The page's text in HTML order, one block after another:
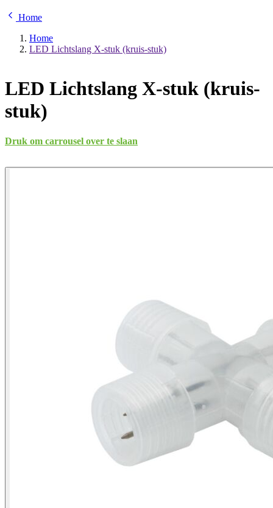
Home
Home
LED Lichtslang X-stuk (kruis-stuk)
LED Lichtslang X-stuk (kruis-
stuk)
Druk om carrousel over te slaan